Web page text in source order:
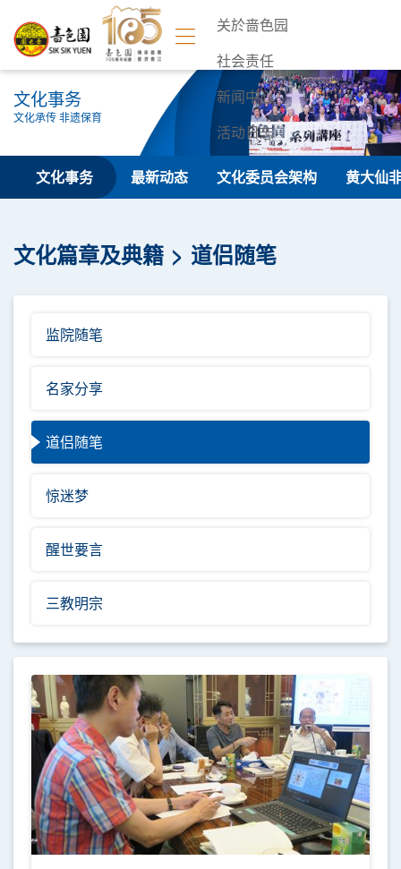
关於啬色园
社会责任
新闻中心
活动日志
联络我们
文化事务
文化承传 非遗保育
文化事务 最新动态 文化委员会架构 黄大仙
文化篇章及典籍 道侣随笔
监院随笔
名家分享
道侣随笔
惊迷梦
醒世要言
三教明宗